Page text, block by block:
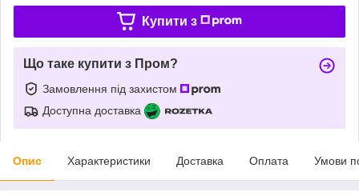
Купити з
Що таке купити з Пром?
Замовлення під захистом
Доступна доставка
Опис Характеристики Доставка Оплата Умови